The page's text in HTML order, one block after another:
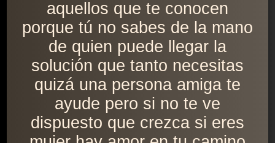
aquellos que te conocen
porque tú no sabes de la mano
de quien puede llegar la
solución que tanto necesitas
quizá una persona amiga te
ayude pero si no te ve
dispuesto que crezca si eres